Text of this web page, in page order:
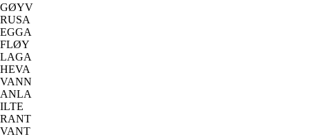
GØYV
RUSA
EGGA
FLØY
LAGA
HEVA
VANN
ANLA
ILTE
RANT
VANT